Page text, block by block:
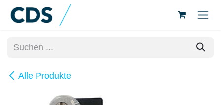
Zum Inhalt springen
Alle Produkte